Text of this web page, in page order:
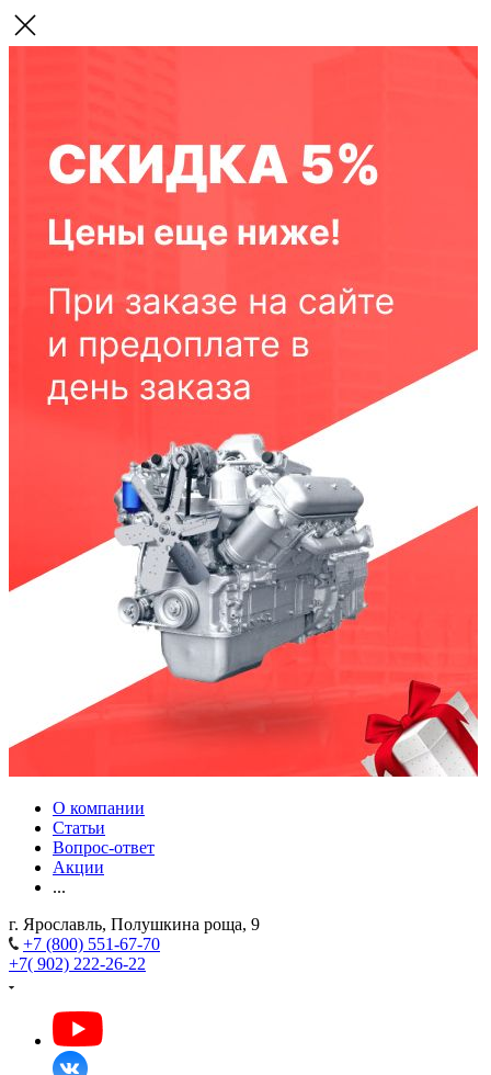
О компании
Статьи
Вопрос-ответ
Акции
...
г. Ярославль, Полушкина роща, 9
+7 (800) 551-67-70
+7( 902) 222-26-22